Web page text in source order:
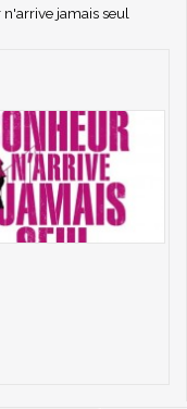
jamais seul